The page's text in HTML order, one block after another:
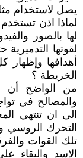
يصل لاستخدام
لماذا اذن
لها بالصور
لقوتها
أهدافها
الخريطة ؟
من الواضح أن
والمصالح في
الى ان تنتهي
التحرك الروسي
تلك القوات
الاسد والبقاء